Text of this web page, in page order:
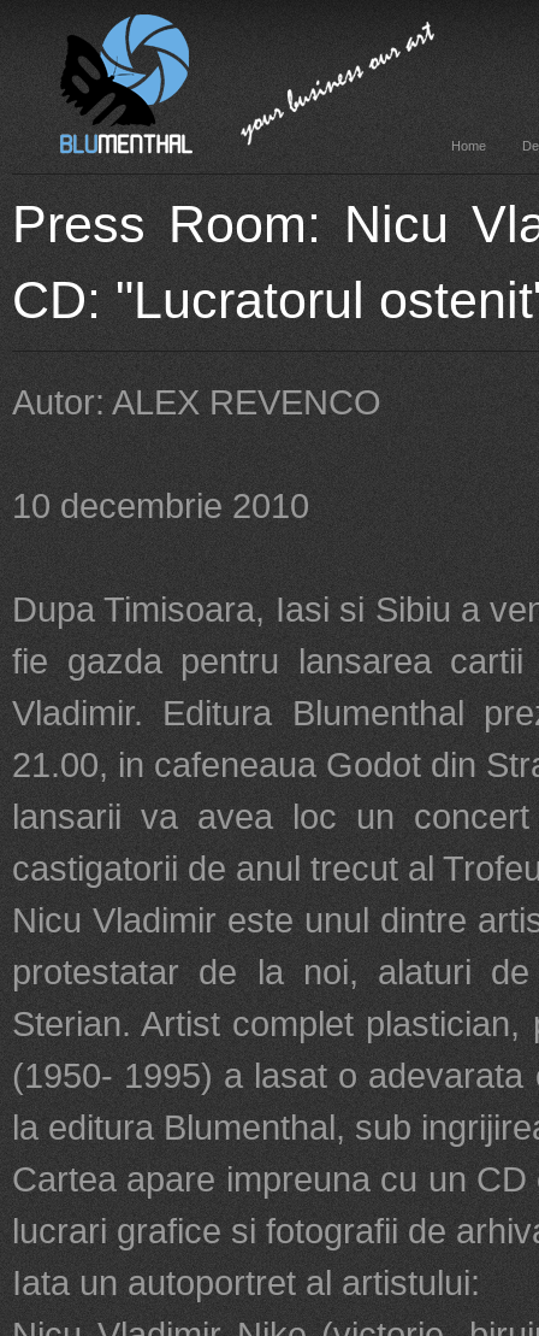
Home
Press Room: Nicu
CD: "Lucratorul
Autor: ALEX REVENCO
10 decembrie 2010
Dupa Timisoara, Iasi si Sibiu a
fie gazda pentru lansarea
Vladimir. Editura Blumenthal
21.00, in cafeneaua Godot din
lansarii va avea loc un
castigatorii de anul trecut al
Nicu Vladimir este unul dintre
protestatar de la noi, alaturi
Sterian. Artist complet
(1950- 1995) a lasat o
la editura Blumenthal, sub
Cartea apare impreuna cu un
lucrari grafice si fotografii de
Iata un autoportret al artistului: